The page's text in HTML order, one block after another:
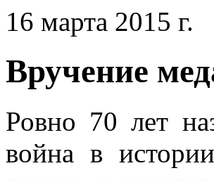
16 марта 2015 г.
Вручение
Ровно 70 лет
война в